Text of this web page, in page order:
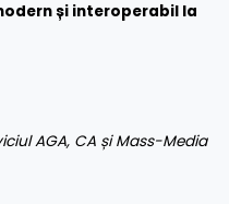
și interoperabil la
AGA, CA și Mass-Media